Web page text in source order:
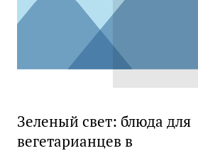
Зеленый свет: блюда для
вегетарианцев в